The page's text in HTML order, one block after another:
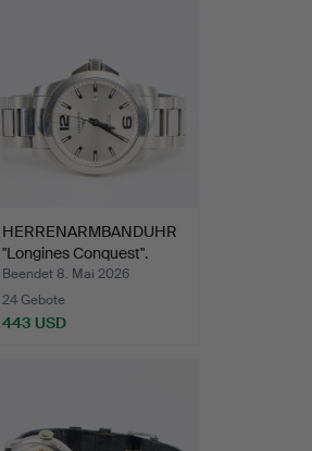
HERRENARMBANDUHR
"Longines Conquest".
Beendet 8. Mai 2026
24 Gebote
443 USD